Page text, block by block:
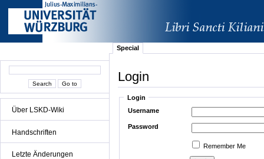
Über LSKD-Wiki
Handschriften
Letzte Änderungen
Special
Login
Login
Username
Password
Remember Me